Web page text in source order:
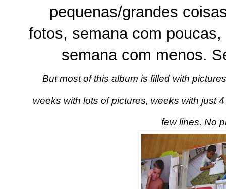
pequenas/grandes
fotos, semana com
semana com menos.
But most of this album is filled with
weeks with lots of pictures, weeks with just
few lines. No